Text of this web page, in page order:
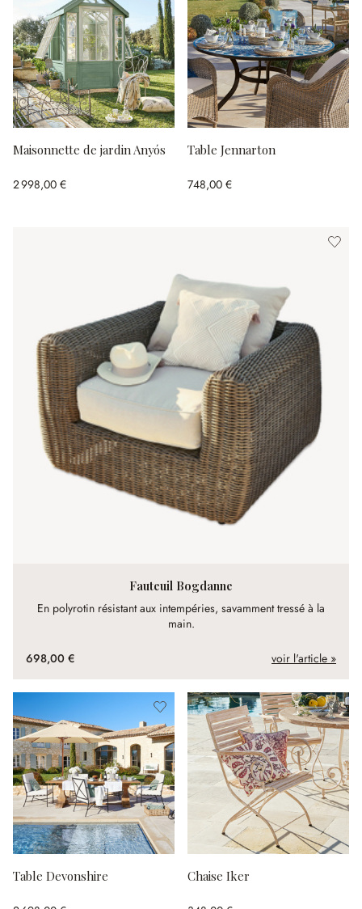
Maisonnette de jardin Anyós
2 998,00 €
Table Jennarton
748,00 €
Fauteuil Bogdanne
En polyrotin résistant aux intempéries, savamment tressé à la
main.
698,00 € voir l'article »
Table Devonshire Chaise Iker